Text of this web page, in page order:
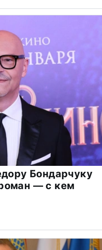
Бондарчуку
— с кем